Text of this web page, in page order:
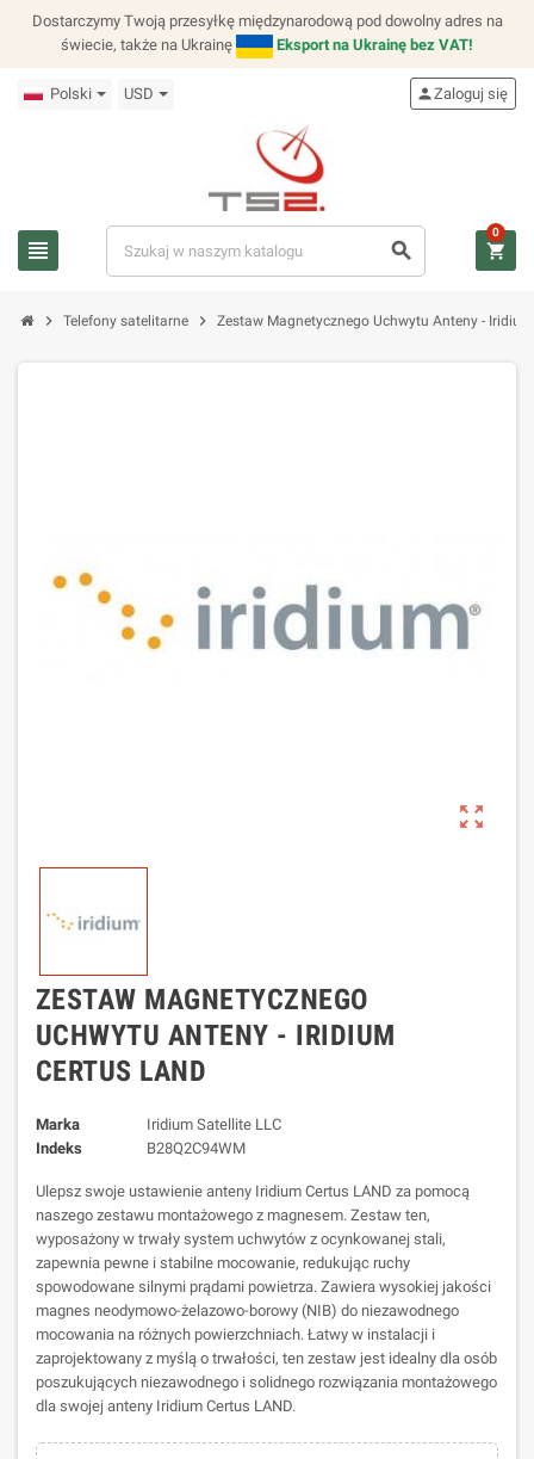
Dostarczymy Twoją przesyłkę międzynarodową pod dowolny adres na
świecie, także na Ukrainę
Eksport na Ukrainę bez VAT!
Polski USD
view_headline search
personZaloguj się
shopping_cart
0
chevron_right Telefony satelitarne chevron_right Zestaw Magnetycznego Uchwytu Anteny -
zoom_out_map
ZESTAW MAGNETYCZNEGO
UCHWYTU ANTENY - IRIDIUM
CERTUS LAND
Marka
Iridium Satellite LLC
Indeks
B28Q2C94WM
Ulepsz swoje ustawienie anteny Iridium Certus LAND za pomocą
naszego zestawu montażowego z magnesem. Zestaw ten,
wyposażony w trwały system uchwytów z ocynkowanej stali,
zapewnia pewne i stabilne mocowanie, redukując ruchy
spowodowane silnymi prądami powietrza. Zawiera wysokiej jakości
magnes neodymowo-żelazowo-borowy (NIB) do niezawodnego
mocowania na różnych powierzchniach. Łatwy w instalacji i
zaprojektowany z myślą o trwałości, ten zestaw jest idealny dla osób
poszukujących niezawodnego i solidnego rozwiązania montażowego
dla swojej anteny Iridium Certus LAND.